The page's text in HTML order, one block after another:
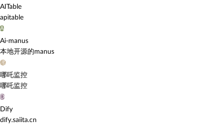
AITable
apitable
A
Ai-manus
本地开源的manus
哪
哪吒监控
哪吒监控
D
Dify
dify.saiita.cn